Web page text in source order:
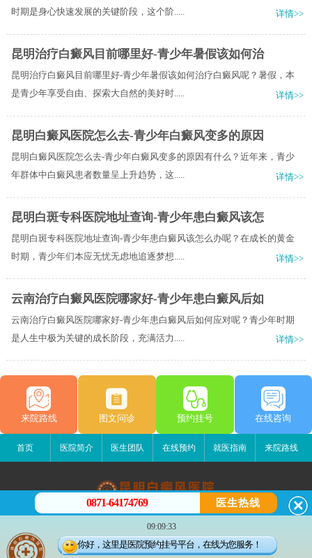
时期是身心快速发展的关键阶段，这个阶.....
详情>>
昆明治疗白癜风目前哪里好-青少年暑假该如何治
昆明治疗白癜风目前哪里好-青少年暑假该如何治疗白癜风呢？暑假，本
是青少年享受自由、探索大自然的美好时.....
详情>>
昆明白癜风医院怎么去-青少年白癜风变多的原因
昆明白癜风医院怎么去-青少年白癜风变多的原因有什么？近年来，青少
年群体中白癜风患者数量呈上升趋势，这.....
详情>>
昆明白斑专科医院地址查询-青少年患白癜风该怎
昆明白斑专科医院地址查询-青少年患白癜风该怎么办呢？在成长的黄金
时期，青少年们本应无忧无虑地追逐梦想.....
详情>>
云南治疗白癜风医院哪家好-青少年患白癜风后如
云南治疗白癜风医院哪家好-青少年患白癜风后如何应对呢？青少年时期
是人生中极为关键的成长阶段，充满活力.....
详情>>
来院路线 图文问诊 预约挂号 在线咨询
首页 医院简介 医生团队 在线预约 就医指南 来院路线
昆明白癜风医院
昆明市五华区护国路2号
版权所有：昆明白癜风医院
0871-64174769 医生热线
09:09:33
你好，这里是医院预约挂号平台，在线为您服务！